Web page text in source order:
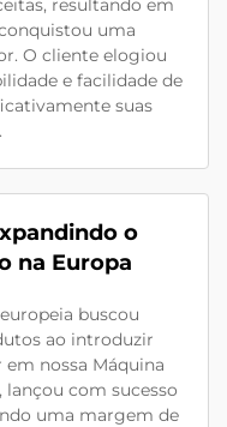
uma
O cliente elogiou
e facilidade de
suas
o
na Europa
buscou
ao introduzir
nossa Máquina
lançou com sucesso
uma margem de